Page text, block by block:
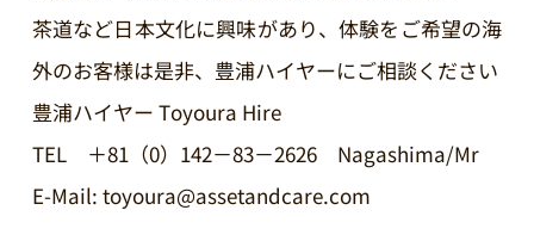
茶道など日本文化に興味があり、体験をご希望の海
外のお客様は是非、豊浦ハイヤーにご相談ください
豊浦ハイヤー Toyoura Hire
TEL ＋81（0）142－83－2626 Nagashima/Mr
E-Mail: toyoura@assetandcare.com